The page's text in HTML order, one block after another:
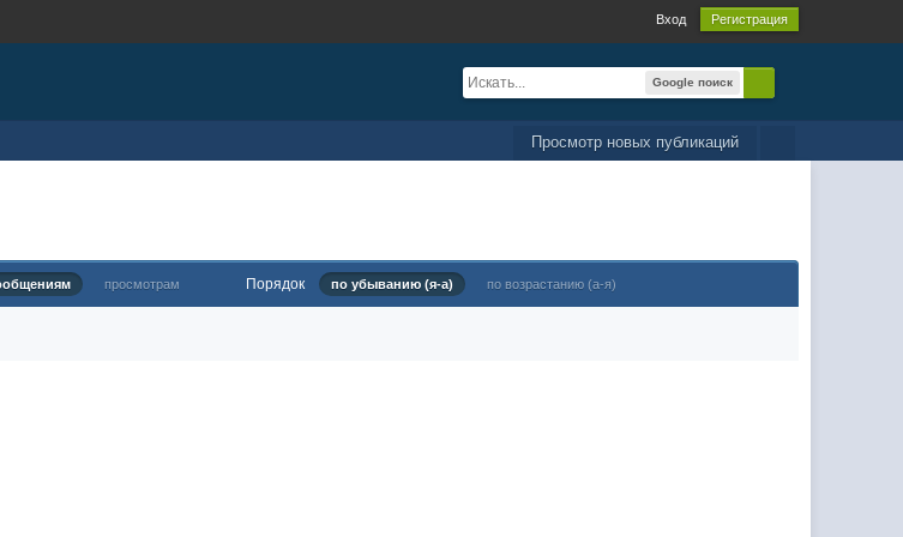
Вход Регистрация
Google поиск
Просмотр новых публикаций
просмотрам Порядок по убыванию (я-а) по возрастанию (а-я)